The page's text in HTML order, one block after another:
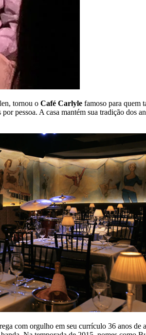
tornou o Café Carlyle famoso para quem
pessoa. A casa mantém sua tradição
com orgulho em seu currículo 36 anos